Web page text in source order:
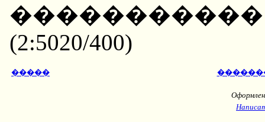
(2:5020/400)
�����